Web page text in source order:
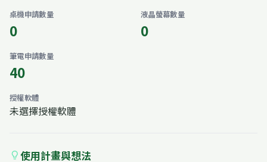
桌機申請數量
0
液晶螢幕數量
0
筆電申請數量
40
授權軟體
未選擇授權軟體
lightbulb 使用計畫與想法